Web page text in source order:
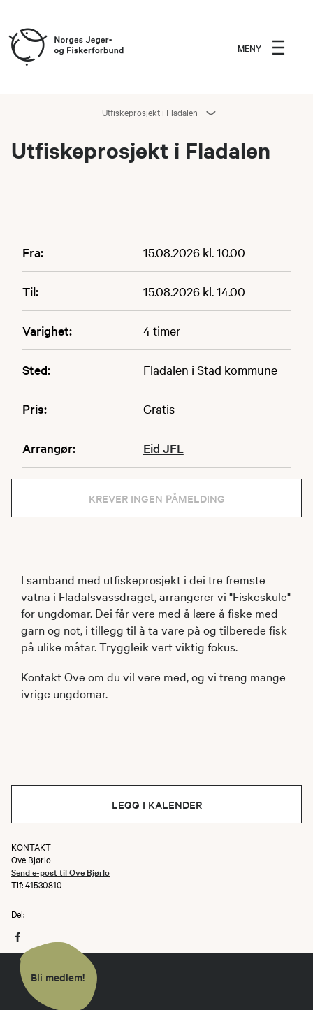
MENY
Utfiskeprosjekt i Fladalen
Utfiskeprosjekt i Fladalen
Fra: 15.08.2026 kl. 10.00
Til: 15.08.2026 kl. 14.00
Varighet: 4 timer
Sted: Fladalen i Stad kommune
Pris: Gratis
Arrangør: Eid JFL
KREVER INGEN PÅMELDING
I samband med utfiskeprosjekt i dei tre fremste
vatna i Fladalsvassdraget, arrangerer vi "Fiskeskule"
for ungdomar. Dei får vere med å lære å fiske med
garn og not, i tillegg til å ta vare på og tilberede fisk
på ulike måtar. Tryggleik vert viktig fokus.
Kontakt Ove om du vil vere med, og vi treng mange
ivrige ungdomar.
LEGG I KALENDER
KONTAKT
Ove Bjørlo
Send e-post til Ove Bjørlo
Tlf: 41530810
Del:
Bli medlem!